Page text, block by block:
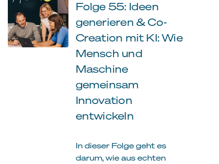
Folge 55: Ideen
generieren & Co-
Creation mit KI: Wie
Mensch und
Maschine
gemeinsam
Innovation
entwickeln
In dieser Folge geht es
darum, wie aus echten